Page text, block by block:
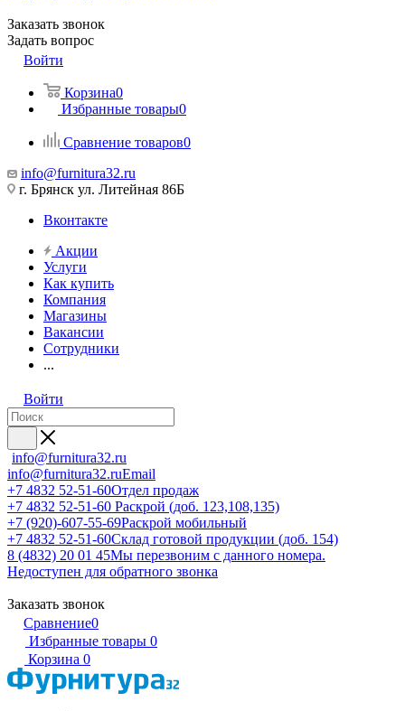
Заказать звонок
Задать вопрос
Войти
Корзина0
Избранные товары0
Сравнение товаров0
info@furnitura32.ru
г. Брянск ул. Литейная 86Б
Вконтакте
Акции
Услуги
Как купить
Компания
Магазины
Вакансии
Сотрудники
...
Войти
info@furnitura32.ru
info@furnitura32.ruEmail
+7 4832 52-51-60Отдел продаж
+7 4832 52-51-60 Раскрой (доб. 123,108,135)
+7 (920)-607-55-69Раскрой мобильный
+7 4832 52-51-60Склад готовой продукции (доб. 154)
8 (4832) 20 01 45Мы перезвоним с данного номера.
Недоступен для обратного звонка
Заказать звонок
Сравнение0
Избранные товары 0
Корзина 0